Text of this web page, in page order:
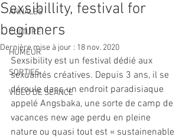
ANNALES
CULTURE
HUMEUR
SORTIES
VIDEO DE SEANCE
Sexsibillity, festival for
beginners
Dernière mise à jour : 18 nov. 2020
Sexsibility est un festival dédié aux
sexualités créatives. Depuis 3 ans, il se
déroule dans un endroit paradisiaque
appelé Angsbaka, une sorte de camp de
vacances new age perdu en pleine
nature ou quasi tout est « sustainenable